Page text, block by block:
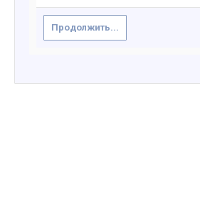
Продолжить...